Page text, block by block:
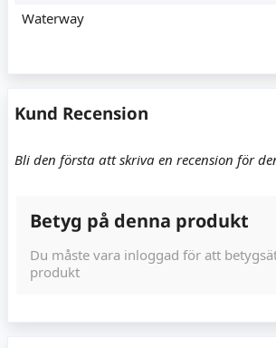
Waterway
Kund Recension
Bli den första att skriva en recension för
Betyg på denna produkt
Du måste vara inloggad för att
produkt